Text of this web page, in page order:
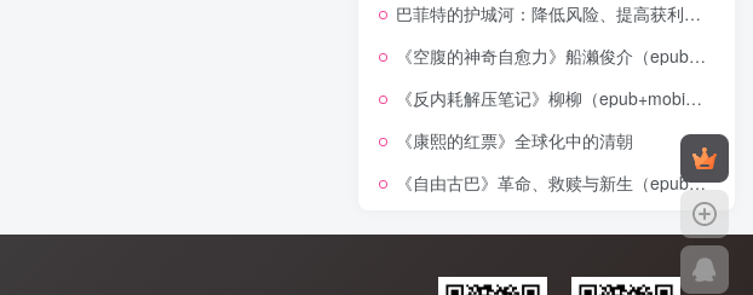
巴菲特的护城河：降低风险、提高获利的股市真规则(epub+azw3+mobi)
《空腹的神奇自愈力》船濑俊介（epub+mobi+azw3+pdf）
《反内耗解压笔记》柳柳（epub+mobi+azw3+pdf）
《康熙的红票》全球化中的清朝
《自由古巴》革命、救赎与新生（epub+mobi+azw3+pdf）